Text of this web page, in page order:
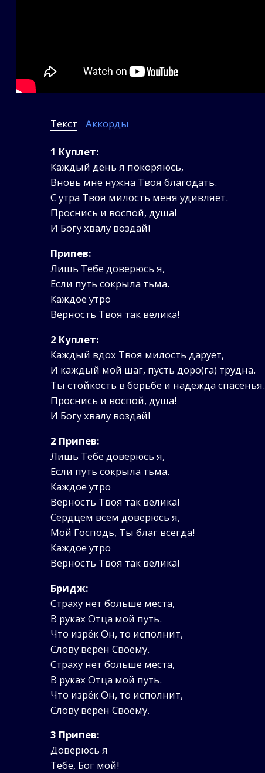
Текст Аккорды
1 Куплет:
Каждый день я покоряюсь,
Вновь мне нужна Твоя благодать.
С утра Твоя милость меня удивляет.
Проснись и воспой, душа!
И Богу хвалу воздай!
Припев:
Лишь Тебе доверюсь я,
Если путь сокрыла тьма.
Каждое утро
Верность Твоя так велика!
2 Куплет:
Каждый вдох Твоя милость дарует,
И каждый мой шаг, пусть доро(га) трудна.
Ты стойкость в борьбе и надежда спасенья.
Проснись и воспой, душа!
И Богу хвалу воздай!
2 Припев:
Лишь Тебе доверюсь я,
Если путь сокрыла тьма.
Каждое утро
Верность Твоя так велика!
Сердцем всем доверюсь я,
Мой Господь, Ты благ всегда!
Каждое утро
Верность Твоя так велика!
Бридж:
Страху нет больше места,
В руках Отца мой путь.
Что изрёк Он, то исполнит,
Слову верен Своему.
Страху нет больше места,
В руках Отца мой путь.
Что изрёк Он, то исполнит,
Слову верен Своему.
3 Припев:
Доверюсь я
Тебе, Бог мой!